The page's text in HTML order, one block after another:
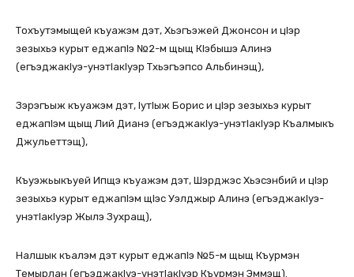
Тохъутэмыщей къуажэм дэт, Хьэгъэжей Джонсон и цIэр
зезыхьэ курыт еджапIэ №2-м щыщ КIэбышэ Алинэ
(егъэджакIуэ-унэтIакIуэр Тхьэгъэпсо Альбинэщ),
Зэрэгъыж къуажэм дэт, IутIыж Борис и цIэр зезыхьэ курыт
еджапIэм щыщ Лий Дианэ (егъэджакIуэ-унэтIакIуэр Къалмыкъ
Джульеттэщ),
Къуэжьыкъуей Ипщэ къуажэм дэт, Шэрджэс Хьэсэнбий и цIэр
зезыхьэ курыт еджапIэм щIэс Уэлджыр Алинэ (егъэджакIуэ-
унэтIакIуэр Жылэ Зухращ),
Налшык къалэм дэт курыт еджапIэ №5-м щыщ Къурмэн
Темырлан (егъэджакIуэ-унэтIакIуэр Къурмэн Эммэщ).